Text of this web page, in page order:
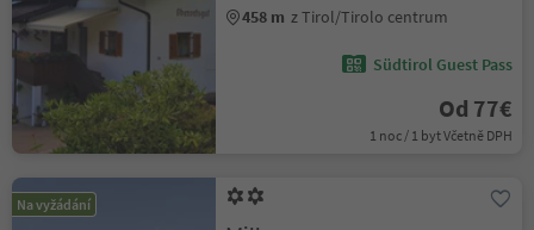
458 m z Tirol/Tirolo centrum
Südtirol Guest Pass
Od 77€
1 noc / 1 byt Včetně DPH
Na vyžádání